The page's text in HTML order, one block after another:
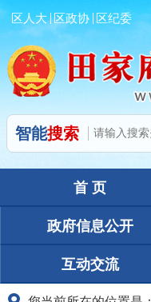
区人大 区政协 区纪委
智能搜索
首 页
政府信息公开
互动交流